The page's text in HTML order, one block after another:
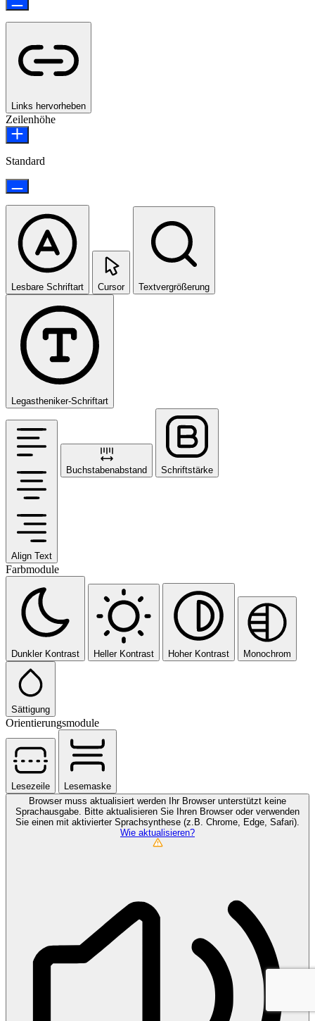
Links hervorheben
Zeilenhöhe
Standard
Lesbare Schriftart Cursor Textvergrößerung
Legastheniker-Schriftart
Align Text
Buchstabenabstand Schriftstärke
Farbmodule
Dunkler Kontrast Heller Kontrast Hoher Kontrast Monochrom
Sättigung
Orientierungsmodule
Lesezeile
Lesemaske
Browser muss aktualisiert werden
Ihr Browser unterstützt keine
Sprachausgabe. Bitte aktualisieren Sie Ihren Browser oder verwenden
Sie einen mit aktivierter Sprachsynthese (z.B. Chrome, Edge, Safari).
Wie aktualisieren?